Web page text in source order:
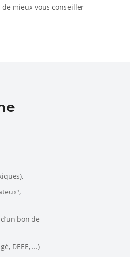
mieux vous conseiller
bon de
DEEE, ...)